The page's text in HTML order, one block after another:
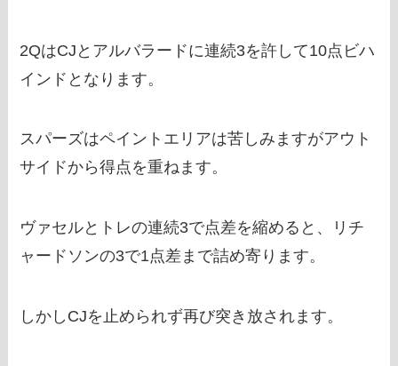
2QはCJとアルバラードに連続3を許して10点ビハ
インドとなります。
スパーズはペイントエリアは苦しみますがアウト
サイドから得点を重ねます。
ヴァセルとトレの連続3で点差を縮めると、リチ
ャードソンの3で1点差まで詰め寄ります。
しかしCJを止められず再び突き放されます。